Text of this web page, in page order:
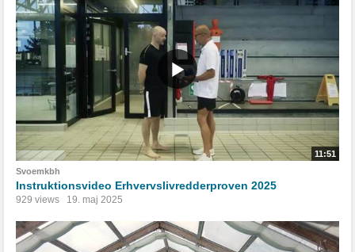
11:51
Svoemkbh
Instruktionsvideo Erhvervslivredderproven 2025
929 views 19. maj 2025